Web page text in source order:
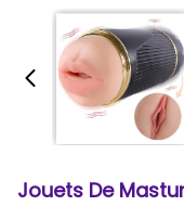
Jouets De